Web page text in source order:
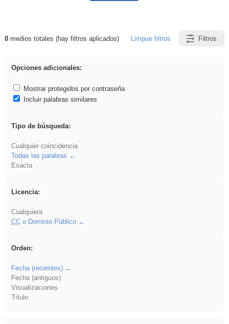
Resultados de: vidriera
0medios totales (hay filtros aplicados) Limpiar filtros Filtros
Opciones adicionales:
Mostrar protegidos por contraseña
Incluir palabras similares
Tipo de búsqueda:
Cualquier coincidencia
Todas las palabras
Exacta
Licencia:
Cualquiera
CCo Dominio Público
Orden:
Fecha (recientes)
Fecha (antiguos)
Visualizaciones
Título